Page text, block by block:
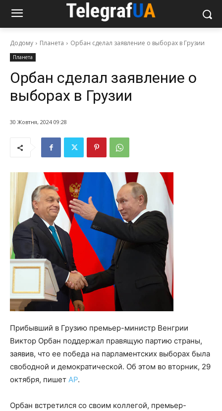
Додому Планета Орбан сделал заявление о выборах в Грузии
Планета
Орбан сделал заявление о
выборах в Грузии
30 Жовтня, 2024 09:28
Прибывший в Грузию премьер-министр Венгрии
Виктор Орбан поддержал правящую партию страны,
заявив, что ее победа на парламентских выборах была
свободной и демократической. Об этом во вторник, 29
октября, пишет AP.
Орбан встретился со своим коллегой, премьер-